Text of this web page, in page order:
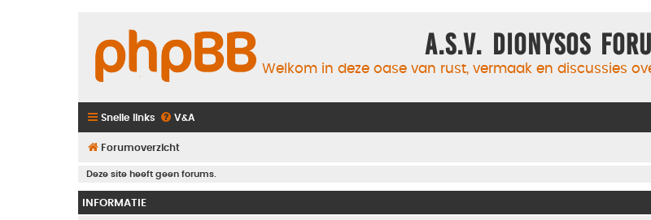
A.S.V. Dionysos
Welkom in deze oase van rust, vermaak en discussies
Snelle links V&A
Forumoverzicht
Deze site heeft geen forums.
INFORMATIE